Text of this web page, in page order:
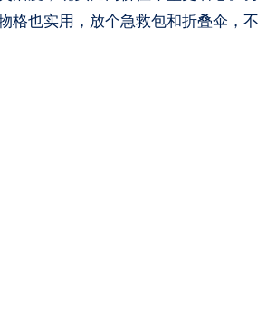
格也实用，放个急救包和折叠伞，不